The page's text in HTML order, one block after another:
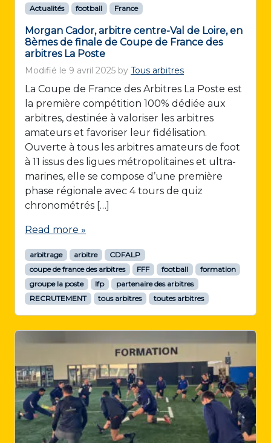
Actualités football France
Morgan Cador, arbitre centre-Val de Loire, en
8èmes de finale de Coupe de France des
arbitres La Poste
Modifié le 9 avril 2025 by Tous arbitres
La Coupe de France des Arbitres La Poste est
la première compétition 100% dédiée aux
arbitres, destinée à valoriser les arbitres
amateurs et favoriser leur fidélisation.
Ouverte à tous les arbitres amateurs de foot
à 11 issus des ligues métropolitaines et ultra-
marines, elle se compose d’une première
phase régionale avec 4 tours de quiz
chronométrés […]
Read more »
arbitrage arbitre
CDFALP
coupe de france des arbitres
FFF football
formation
groupe la poste
lfp
partenaire des arbitres
RECRUTEMENT
tous arbitres toutes arbitres